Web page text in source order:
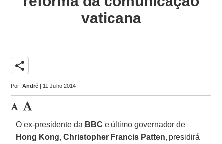
vaticana
share
Por:André | 11 Julho 2014
O ex-presidente da BBC e último governador de
Hong Kong,Christopher Francis Patten, presidirá